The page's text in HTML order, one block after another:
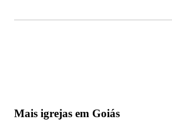
Mais igrejas em Goiás